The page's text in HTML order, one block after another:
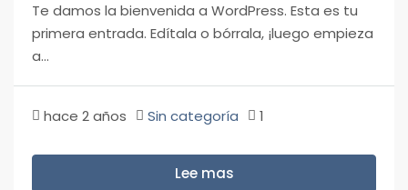
Te damos la bienvenida a WordPress. Esta es tu
primera entrada. Edítala o bórrala, ¡luego empieza
a...
hace 2 años Sin categoría 1
Lee mas